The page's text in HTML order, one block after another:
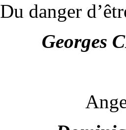
Du danger
Georges